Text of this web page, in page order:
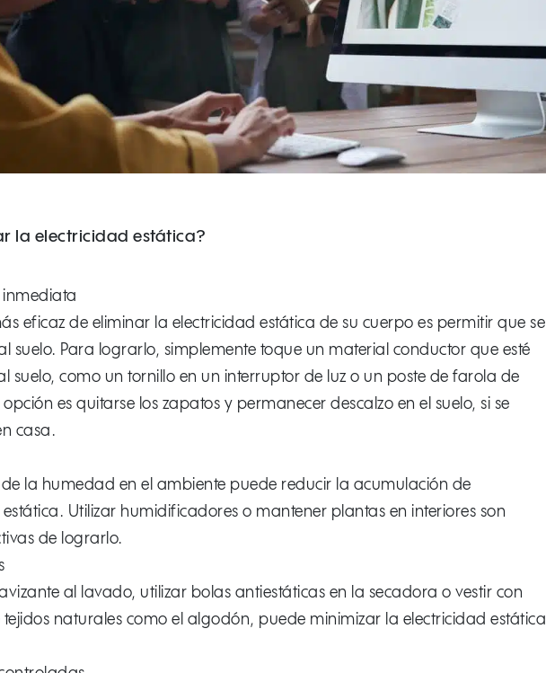
la electricidad estática?
eficaz de eliminar la electricidad estática de su cuerpo es permitir que se
suelo. Para lograrlo, simplemente toque un material conductor que esté
suelo, como un tornillo en un interruptor de luz o un poste de farola de
es quitarse los zapatos y permanecer descalzo en el suelo, si se
casa.
de la humedad en el ambiente puede reducir la acumulación de
Utilizar humidificadores o mantener plantas en interiores son
de lograrlo.
al lavado, utilizar bolas antiestáticas en la secadora o vestir con
naturales como el algodón, puede minimizar la electricidad estática